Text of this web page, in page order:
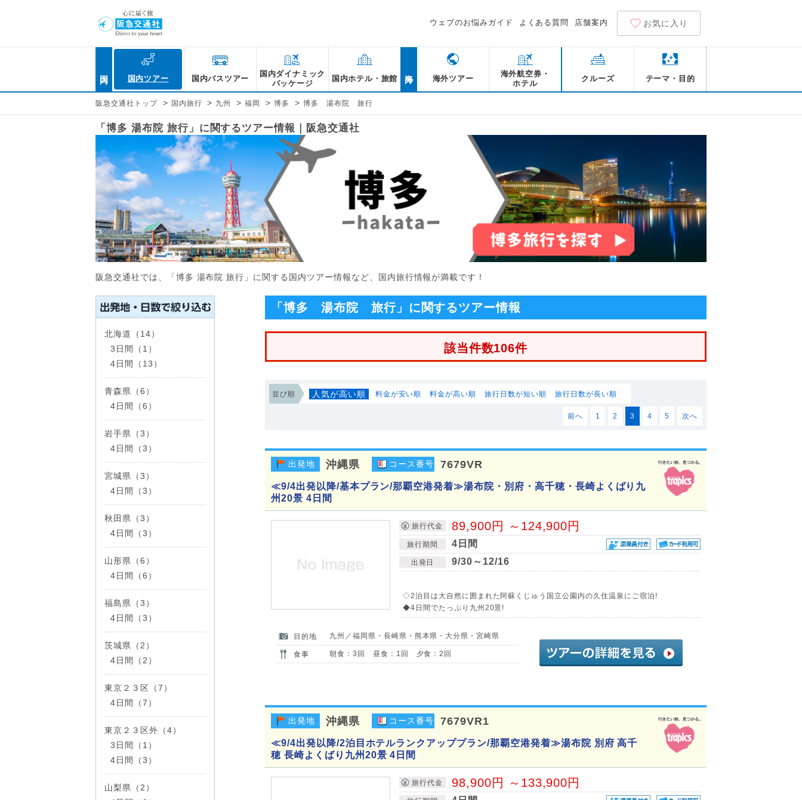
ウェブのお悩みガイド よくある質問 店舗案内 お気に入り
国内ツアー 国内バスツアー
国内ダイナミック
パッケージ
国内ホテル・旅館 海外ツアー
海外航空券・
ホテル
クルーズ テーマ・目的
阪急交通社トップ > 国内旅行 > 九州 > 福岡 > 博多 > 博多 湯布院 旅行
「博多 湯布院 旅行」に関するツアー情報｜阪急交通社
阪急交通社では、「博多 湯布院 旅行」に関する国内ツアー情報など、国内旅行情報が満載です！
「博多 湯布院 旅行」に関するツアー情報
該当件数106件
並び順 人気が高い順 料金が安い順 料金が高い順 旅行日数が短い順 旅行日数が長い順
前へ 1 2 3 4 5 次へ
出発地 沖縄県 コース番号 7679VR
≪9/4出発以降/基本プラン/那覇空港発着≫湯布院・別府・高千穂・長崎よくばり九
州20景 4日間
旅行代金 89,900円 ～124,900円
旅行期間 4日間
出発日 9/30～12/16
◇2泊目は大自然に囲まれた阿蘇くじゅう国立公園内の久住温泉にご宿泊!
◆4日間でたっぷり九州20景!
目的地 九州／福岡県・長崎県・熊本県・大分県・宮崎県
食事 朝食：3回 昼食：1回 夕食：2回
出発地 沖縄県 コース番号 7679VR1
≪9/4出発以降/2泊目ホテルランクアッププラン/那覇空港発着≫湯布院 別府 高千
穂 長崎よくばり九州20景 4日間
旅行代金 98,900円 ～133,900円
北海道（14）
3日間（1）
4日間（13）
青森県（6）
4日間（6）
岩手県（3）
4日間（3）
宮城県（3）
4日間（3）
秋田県（3）
4日間（3）
山形県（6）
4日間（6）
福島県（3）
4日間（3）
茨城県（2）
4日間（2）
東京２３区（7）
4日間（7）
東京２３区外（4）
3日間（1）
4日間（3）
山梨県（2）